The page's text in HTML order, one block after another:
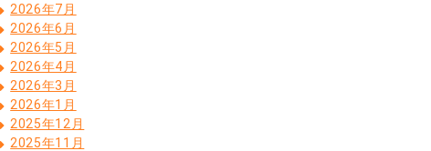
2026年7月
2026年6月
2026年5月
2026年4月
2026年3月
2026年1月
2025年12月
2025年11月